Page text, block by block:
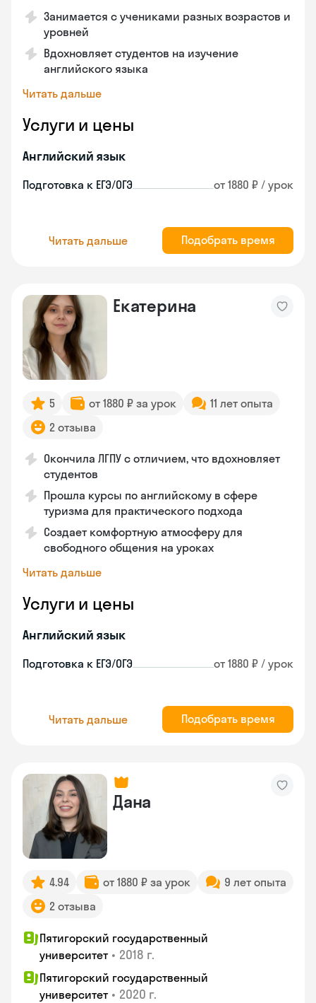
Занимается с учениками разных возрастов и
уровней
Вдохновляет студентов на изучение
английского языка
Читать дальше
Услуги и цены
Английский язык
Подготовка к ЕГЭ/ОГЭ от 1880 ₽ / урок
Читать дальше Подобрать время
Екатерина
5 от 1880 ₽ за урок
11 лет опыта
2 отзыва
Окончила ЛГПУ с отличием, что вдохновляет
студентов
Прошла курсы по английскому в сфере
туризма для практического подхода
Создает комфортную атмосферу для
свободного общения на уроках
Читать дальше
Услуги и цены
Английский язык
Подготовка к ЕГЭ/ОГЭ от 1880 ₽ / урок
Читать дальше Подобрать время
Дана
4.94 от 1880 ₽ за урок
9 лет опыта
2 отзыва
Пятигорский государственный
университет • 2018 г.
Пятигорский государственный
университет • 2020 г.